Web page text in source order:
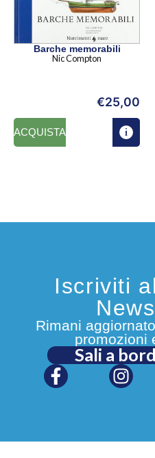
Barche memorabili
Nic Compton
€25,00
ACQUISTA
Iscriviti
Rimani
promozioni
Sali a